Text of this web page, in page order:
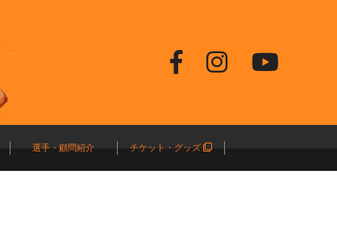
選手・顧問紹介 チケット・グッズ